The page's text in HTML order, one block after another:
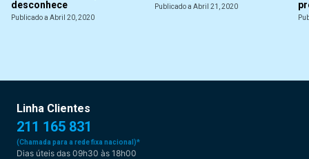
desconhece
Publicado a Abril 20, 2020
Publicado a Abril 21, 2020
Linha Clientes
211 165 831
(Chamada para a rede fixa nacional)*
Dias úteis das 09h30 às 18h00